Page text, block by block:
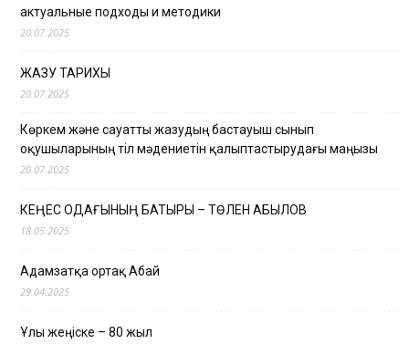
актуальные подходы и методики
20.07.2025
ЖАЗУ ТАРИХЫ
20.07.2025
Көркем және сауатты жазудың бастауыш сынып
оқушыларының тіл мәдениетін қалыптастырудағы маңызы
20.07.2025
КЕҢЕС ОДАҒЫНЫҢ БАТЫРЫ – ТӨЛЕН ҚАБЫЛОВ
18.05.2025
Адамзатқа ортақ Абай
29.04.2025
Ұлы жеңіске – 80 жыл